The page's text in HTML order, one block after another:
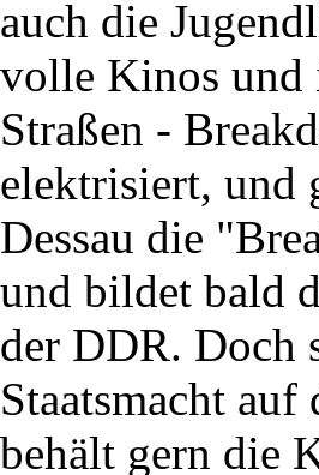
auch die
volle Kinos und
Straßen -
elektrisiert, und
Dessau die
und bildet bald
der DDR. Doch
Staatsmacht
behält gern die